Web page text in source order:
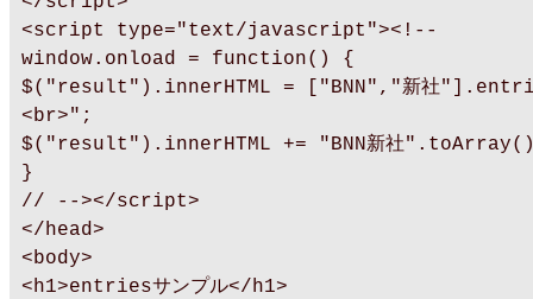
<script type="text/javascript"><!--
window.onload = function() {
$("result").innerHTML = ["BNN","新社
<br>";
$("result").innerHTML += "BNN新社
}
// --></script>
</head>
<body>
<h1>entriesサンプル</h1>